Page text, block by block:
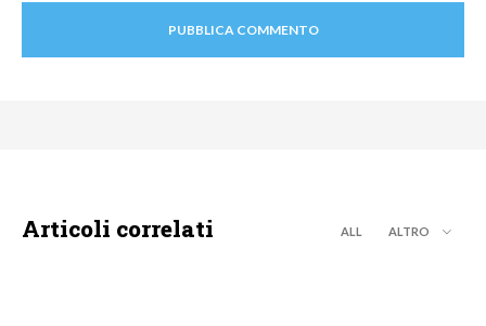
Articoli correlati ALL ALTRO